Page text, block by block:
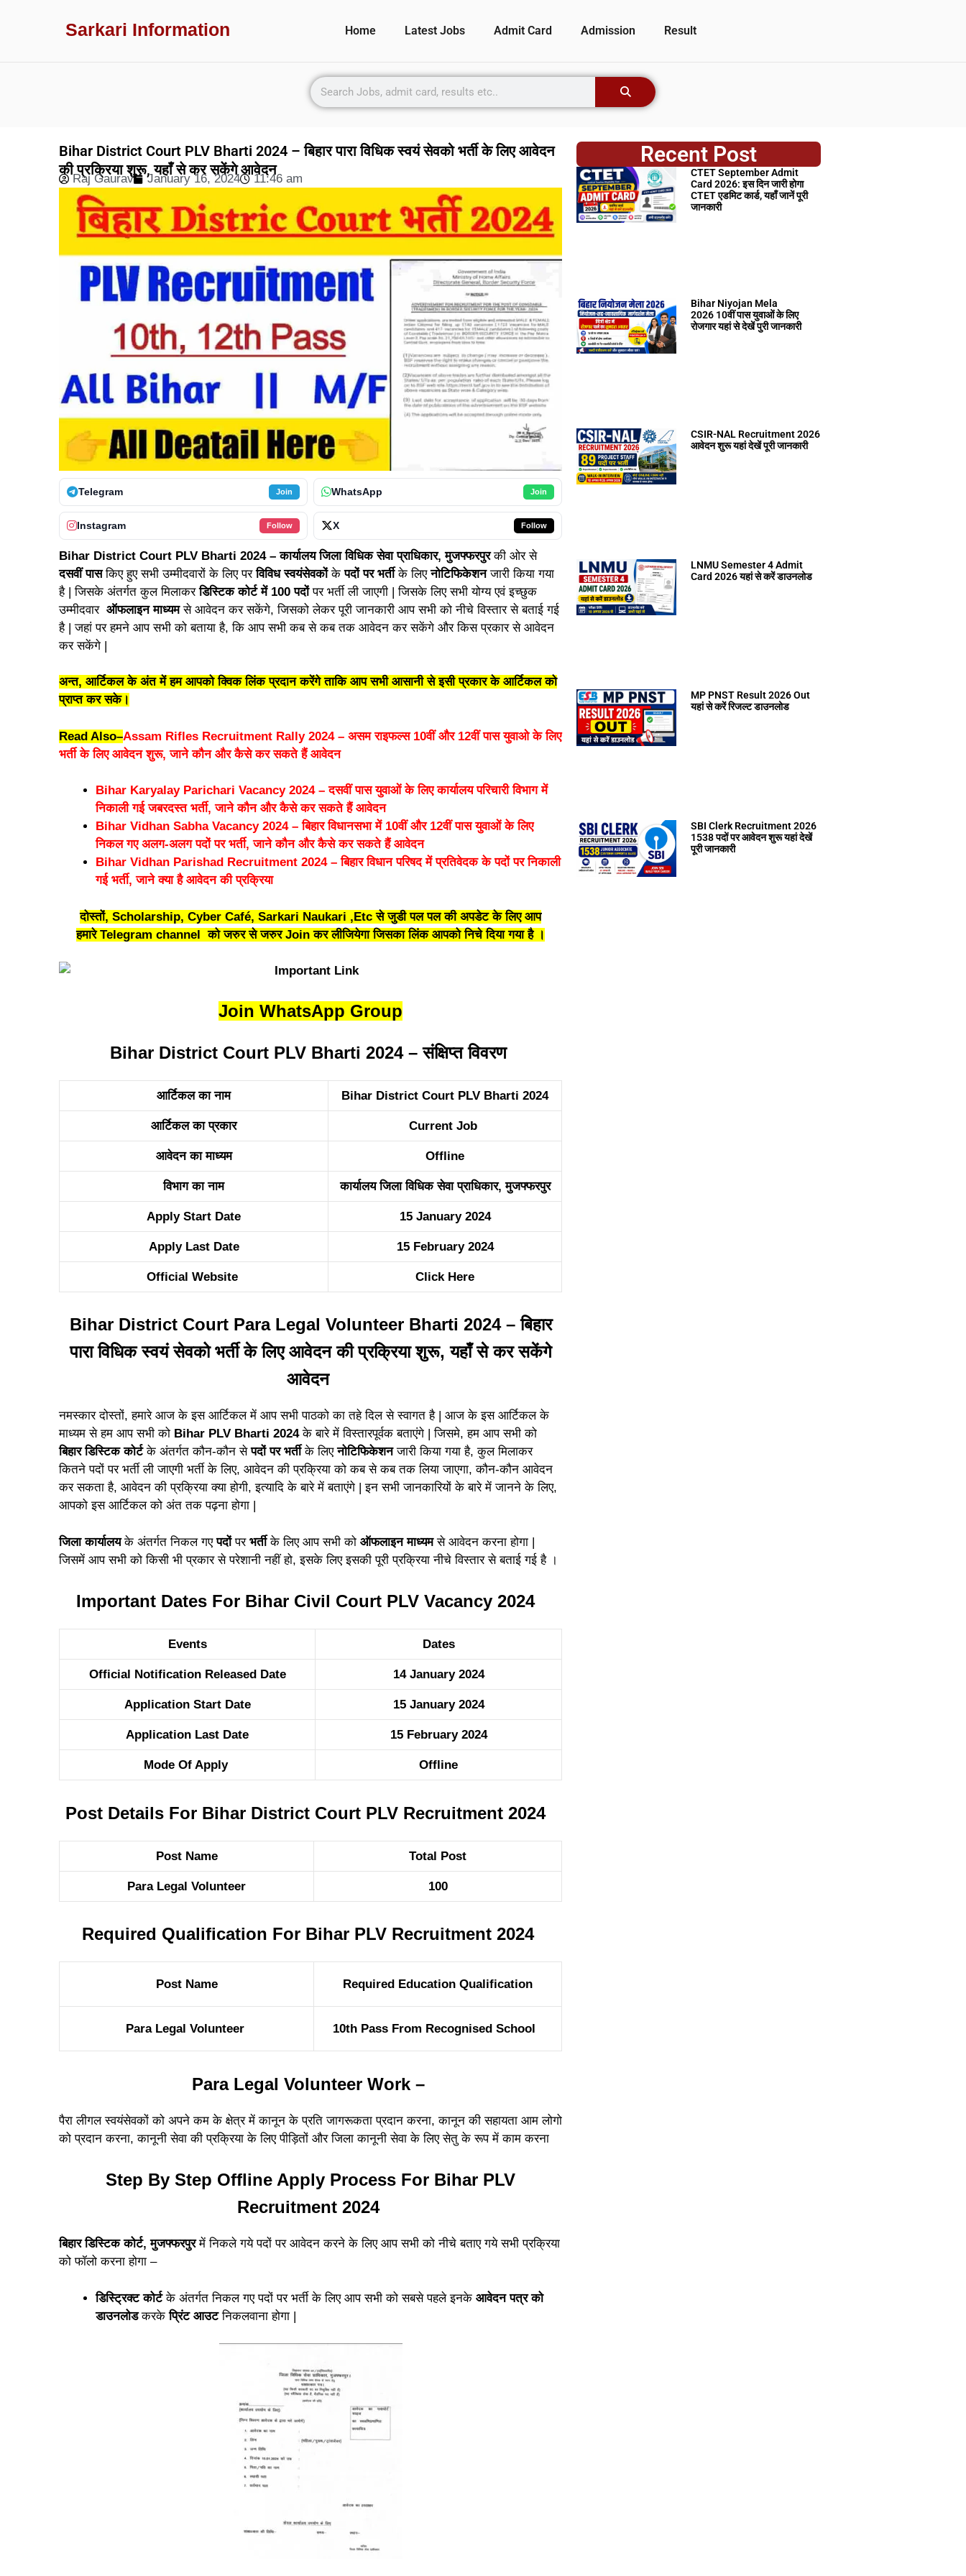
Sarkari Information Home Latest Jobs Admit Card Admission Result
Bihar District Court PLV Bharti 2024 – बिहार पारा विधिक स्वयं सेवको भर्ती के लिए आवेदन
की प्रक्रिया शुरू, यहाँ से कर सकेंगे आवेदन
Raj Gaurav January 16, 2024 11:46 am
Telegram Join WhatsApp Join
Instagram Follow X Follow
Bihar District Court PLV Bharti 2024 – कार्यालय जिला विधिक सेवा प्राधिकार, मुजफ्फरपुरकी ओर से
दसवीं पासकिए हुए सभी उम्मीदवारों के लिए परविविध स्वयंसेवकोंकेपदों पर भर्तीके लिएनोटिफिकेशनजारी किया गया
है | जिसके अंतर्गत कुल मिलाकरडिस्टिक कोर्ट में 100 पदोंपर भर्ती ली जाएगी | जिसके लिए सभी योग्य एवं इच्छुक
उम्मीदवार ऑफलाइन माध्यमसे आवेदन कर सकेंगे, जिसको लेकर पूरी जानकारी आप सभी को नीचे विस्तार से बताई गई
है | जहां पर हमने आप सभी को बताया है, कि आप सभी कब से कब तक आवेदन कर सकेंगे और किस प्रकार से आवेदन
कर सकेंगे |
अन्त, आर्टिकल के अंत में हम आपको क्विक लिंक प्रदान करेंगे ताकि आप सभी आसानी से इसी प्रकार के आर्टिकल को
प्राप्त कर सके।
Read Also–Assam Rifles Recruitment Rally 2024 – असम राइफल्स 10वीं और 12वीं पास युवाओ के लिए
भर्ती के लिए आवेदन शुरू, जाने कौन और कैसे कर सकते हैं आवेदन
Bihar Karyalay Parichari Vacancy 2024 – दसवीं पास युवाओं के लिए कार्यालय परिचारी विभाग में
निकाली गई जबरदस्त भर्ती, जाने कौन और कैसे कर सकते हैं आवेदन
Bihar Vidhan Sabha Vacancy 2024 – बिहार विधानसभा में 10वीं और 12वीं पास युवाओं के लिए
निकल गए अलग-अलग पदों पर भर्ती, जाने कौन और कैसे कर सकते हैं आवेदन
Bihar Vidhan Parishad Recruitment 2024 – बिहार विधान परिषद में प्रतिवेदक के पदों पर निकाली
गई भर्ती, जाने क्या है आवेदन की प्रक्रिया
दोस्तों, Scholarship, Cyber Café, Sarkari Naukari ,Etc से जुडी पल पल की अपडेट के लिए आप
हमारे Telegram channel को जरुर से जरुर Join कर लीजियेगा जिसका लिंक आपको निचे दिया गया है ।
Join WhatsApp Group
Bihar District Court PLV Bharti 2024 – संक्षिप्त विवरण
आर्टिकल का नाम Bihar District Court PLV Bharti 2024
आर्टिकल का प्रकार Current Job
आवेदन का माध्यम Offline
विभाग का नाम कार्यालय जिला विधिक सेवा प्राधिकार, मुजफ्फरपुर
Apply Start Date 15 January 2024
Apply Last Date 15 February 2024
Official Website Click Here
Bihar District Court Para Legal Volunteer Bharti 2024 – बिहार
पारा विधिक स्वयं सेवको भर्ती के लिए आवेदन की प्रक्रिया शुरू, यहाँ से कर सकेंगे
आवेदन
नमस्कार दोस्तों, हमारे आज के इस आर्टिकल में आप सभी पाठको का तहे दिल से स्वागत है | आज के इस आर्टिकल के
माध्यम से हम आप सभी को Bihar PLV Bharti 2024के बारे में विस्तारपूर्वक बताएंगे | जिसमे, हम आप सभी को
बिहार डिस्टिक कोर्टके अंतर्गत कौन-कौन सेपदों पर भर्तीके लिएनोटिफिकेशनजारी किया गया है, कुल मिलाकर
कितने पदों पर भर्ती ली जाएगी भर्ती के लिए, आवेदन की प्रक्रिया को कब से कब तक लिया जाएगा, कौन-कौन आवेदन
कर सकता है, आवेदन की प्रक्रिया क्या होगी, इत्यादि के बारे में बताएंगे | इन सभी जानकारियों के बारे में जानने के लिए,
आपको इस आर्टिकल को अंत तक पढ़ना होगा |
जिला कार्यालयके अंतर्गत निकल गएपदोंपर भर्तीके लिए आप सभी को ऑफलाइन माध्यमसे आवेदन करना होगा |
जिसमें आप सभी को किसी भी प्रकार से परेशानी नहीं हो, इसके लिए इसकी पूरी प्रक्रिया नीचे विस्तार से बताई गई है ।
Important Dates For Bihar Civil Court PLV Vacancy 2024
Events Dates
Official Notification Released Date 14 January 2024
Application Start Date 15 January 2024
Application Last Date 15 February 2024
Mode Of Apply Offline
Post Details For Bihar District Court PLV Recruitment 2024
Post Name Total Post
Para Legal Volunteer 100
Required Qualification For Bihar PLV Recruitment 2024
Post Name Required Education Qualification
Para Legal Volunteer 10th Pass From Recognised School
Para Legal Volunteer Work –
पैरा लीगल स्वयंसेवकों को अपने कम के क्षेत्र में कानून के प्रति जागरूकता प्रदान करना, कानून की सहायता आम लोगो
को प्रदान करना, कानूनी सेवा की प्रक्रिया के लिए पीड़ितों और जिला कानूनी सेवा के लिए सेतु के रूप में काम करना
Step By Step Offline Apply Process For Bihar PLV
Recruitment 2024
बिहार डिस्टिक कोर्ट, मुजफ्फरपुरमें निकले गये पदों पर आवेदन करने के लिए आप सभी को नीचे बताए गये सभी प्रक्रिया
को फॉलो करना होगा –
डिस्ट्रिक्ट कोर्टके अंतर्गत निकल गए पदों पर भर्ती के लिए आप सभी को सबसे पहले इनके आवेदन पत्र को
डाउनलोडकरकेप्रिंट आउटनिकलवाना होगा |
Recent Post
CTET September Admit
Card 2026: इस दिन जारी होगा
CTET एडमिट कार्ड, यहाँ जानें पूरी
जानकारी
Bihar Niyojan Mela
2026 10वीं पास युवाओं के लिए
रोजगार यहां से देखें पुरी जानकारी
CSIR-NAL Recruitment 2026
आवेदन शुरू यहां देखें पूरी जानकारी
LNMU Semester 4 Admit
Card 2026 यहां से करें डाउनलोड
MP PNST Result 2026 Out
यहां से करें रिजल्ट डाउनलोड
SBI Clerk Recruitment 2026
1538 पदों पर आवेदन शुरू यहां देखें
पूरी जानकारी